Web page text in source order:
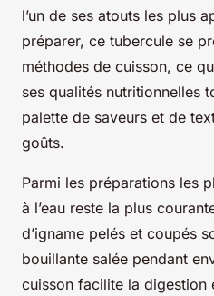
l’un de ses atouts les plus
préparer, ce tubercule se
méthodes de cuisson, ce
ses qualités nutritionnelles
palette de saveurs et de
goûts.
Parmi les préparations les
à l’eau reste la plus
d’igname pelés et coupés
bouillante salée pendant
cuisson facilite la digestion